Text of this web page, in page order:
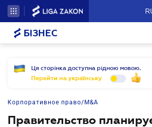
БІЗНЕС
Ця сторінка доступна рідною мовою.
Перейти на українську
Корпоративное право/M&A
Правительство